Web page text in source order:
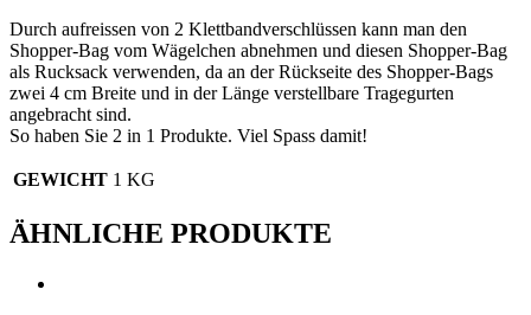
Durch aufreissen von 2 Klettbandverschlüssen kann man den
Shopper-Bag vom Wägelchen abnehmen und diesen Shopper-Bag
als Rucksack verwenden, da an der Rückseite des Shopper-Bags
zwei 4 cm Breite und in der Länge verstellbare Tragegurten
angebracht sind.
So haben Sie 2 in 1 Produkte. Viel Spass damit!
GEWICHT 1 KG
ÄHNLICHE PRODUKTE